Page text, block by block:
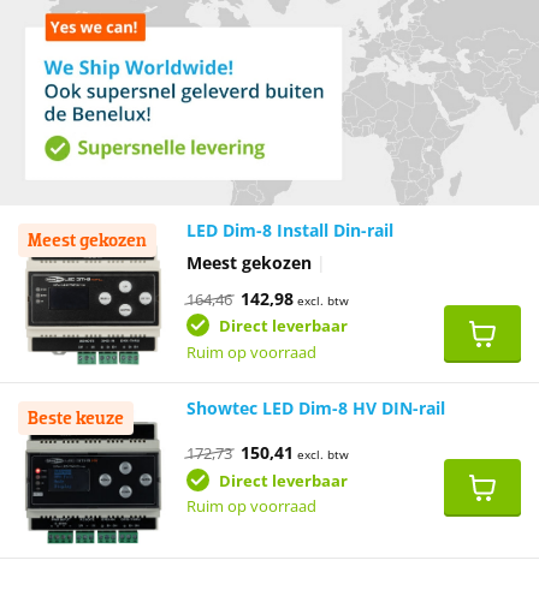
Meest gekozen LED Dim-8 Install Din-rail
Meest gekozen
164,46 Oorspronkelijke
prijs
was:
142,98Huidige
prijs
is:
excl. btw
Direct leverbaar
Ruim op voorraad
Beste keuze Showtec LED Dim-8 HV DIN-rail
172,73 Oorspronkelijke
prijs
was:
150,41 Huidige
prijs
is:
excl. btw
Direct leverbaar
Ruim op voorraad